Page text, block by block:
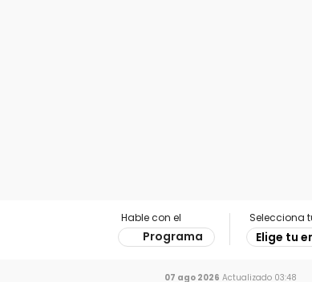
Hable con el
Programa
Selecciona
Elige tu
07 ago 2026 Actualizado 03:48